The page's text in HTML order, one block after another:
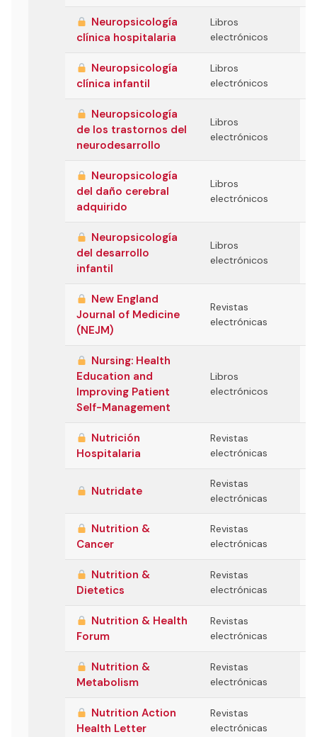
Neuropsicología
clínica hospitalaria
Libros
electrónicos
Neuropsicología
clínica infantil
Libros
electrónicos
Neuropsicología
de los trastornos del
neurodesarrollo
Libros
electrónicos
Neuropsicología
del daño cerebral
adquirido
Libros
electrónicos
Neuropsicología
del desarrollo
infantil
Libros
electrónicos
New England
Journal of Medicine
(NEJM)
Revistas
electrónicas
Nursing: Health
Education and
Improving Patient
Self-Management
Libros
electrónicos
Nutrición
Hospitalaria
Revistas
electrónicas
Nutridate
Revistas
electrónicas
Nutrition &
Cancer
Revistas
electrónicas
Nutrition &
Dietetics
Revistas
electrónicas
Nutrition & Health
Forum
Revistas
electrónicas
Nutrition &
Metabolism
Revistas
electrónicas
Nutrition Action
Health Letter
Revistas
electrónicas